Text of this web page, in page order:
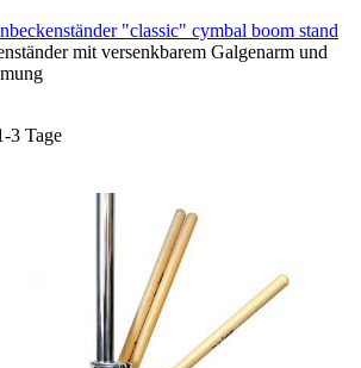
"classic" cymbal boom stand
mit versenkbarem Galgenarm und
3 Tage